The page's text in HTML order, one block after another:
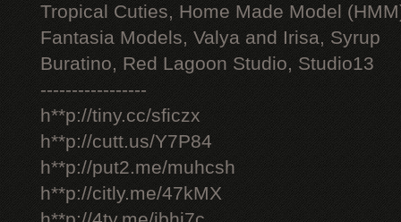
Tropical Cuties, Home Made Model
Fantasia Models, Valya and Irisa, Syrup
Buratino, Red Lagoon Studio, Studio13
-----------------
h**p://tiny.cc/sficzx
h**p://cutt.us/Y7P84
h**p://put2.me/muhcsh
h**p://citly.me/47kMX